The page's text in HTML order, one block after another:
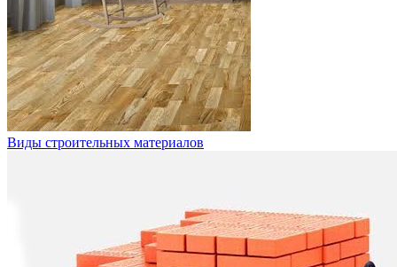
Виды строительных материалов